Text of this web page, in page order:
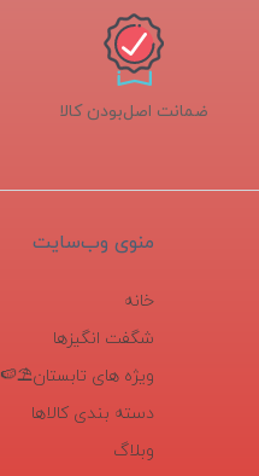
ضمانت اصل‌بودن کالا
منوی وب‌سایت
خانه
شگفت انگیزها
ویژه های تابستان⛱️🍉
دسته بندی کالاها
وبلاگ